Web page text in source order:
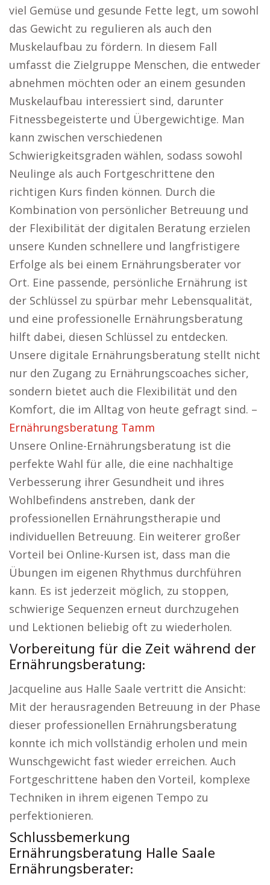
viel Gemüse und gesunde Fette legt, um sowohl
das Gewicht zu regulieren als auch den
Muskelaufbau zu fördern. In diesem Fall
umfasst die Zielgruppe Menschen, die entweder
abnehmen möchten oder an einem gesunden
Muskelaufbau interessiert sind, darunter
Fitnessbegeisterte und Übergewichtige. Man
kann zwischen verschiedenen
Schwierigkeitsgraden wählen, sodass sowohl
Neulinge als auch Fortgeschrittene den
richtigen Kurs finden können. Durch die
Kombination von persönlicher Betreuung und
der Flexibilität der digitalen Beratung erzielen
unsere Kunden schnellere und langfristigere
Erfolge als bei einem Ernährungsberater vor
Ort. Eine passende, persönliche Ernährung ist
der Schlüssel zu spürbar mehr Lebensqualität,
und eine professionelle Ernährungsberatung
hilft dabei, diesen Schlüssel zu entdecken.
Unsere digitale Ernährungsberatung stellt nicht
nur den Zugang zu Ernährungscoaches sicher,
sondern bietet auch die Flexibilität und den
Komfort, die im Alltag von heute gefragt sind. –
Ernährungsberatung Tamm
Unsere Online-Ernährungsberatung ist die
perfekte Wahl für alle, die eine nachhaltige
Verbesserung ihrer Gesundheit und ihres
Wohlbefindens anstreben, dank der
professionellen Ernährungstherapie und
individuellen Betreuung. Ein weiterer großer
Vorteil bei Online-Kursen ist, dass man die
Übungen im eigenen Rhythmus durchführen
kann. Es ist jederzeit möglich, zu stoppen,
schwierige Sequenzen erneut durchzugehen
und Lektionen beliebig oft zu wiederholen.
Vorbereitung für die Zeit während der
Ernährungsberatung:
Jacqueline aus Halle Saale vertritt die Ansicht:
Mit der herausragenden Betreuung in der Phase
dieser professionellen Ernährungsberatung
konnte ich mich vollständig erholen und mein
Wunschgewicht fast wieder erreichen. Auch
Fortgeschrittene haben den Vorteil, komplexe
Techniken in ihrem eigenen Tempo zu
perfektionieren.
Schlussbemerkung
Ernährungsberatung Halle Saale
Ernährungsberater: